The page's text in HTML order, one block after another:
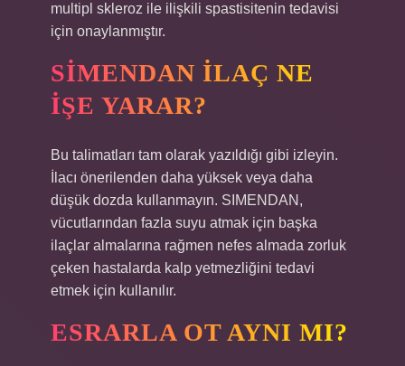
multipl skleroz ile ilişkili spastisitenin tedavisi
için onaylanmıştır.
SIMENDAN ILAÇ NE
IŞE YARAR?
Bu talimatları tam olarak yazıldığı gibi izleyin.
İlacı önerilenden daha yüksek veya daha
düşük dozda kullanmayın. SIMENDAN,
vücutlarından fazla suyu atmak için başka
ilaçlar almalarına rağmen nefes almada zorluk
çeken hastalarda kalp yetmezliğini tedavi
etmek için kullanılır.
ESRARLA OT AYNI MI?